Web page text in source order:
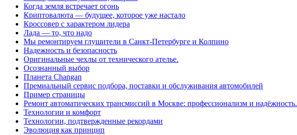
Когда земля встречает огонь
Криптовалюта — будущее, которое уже настало
Кроссовер с характером лидера
Лада — то, что надо
Мы ремонтируем глушители в Санкт-Петербурге и Колпино
Надежность и безопасность
Оригинальные чехлы от технического ателье.
Осознанный выбор
Планета Changan
Премиальный сервис подбора, поставки и обслуживания автомобилей
Пример страницы
Ремонт автоматических трансмиссий в Москве: профессионализм и надёжность.
Технологии и комфорт
Технологии, подтвержденные рекордами
Эволюция как принцип